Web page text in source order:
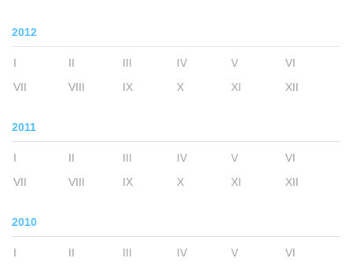
2012
I II III IV V
VI
VII
VIII IX X XI XII
2011
I II III IV V
VI
VII
VIII IX X XI XII
2010
I II III IV V
VI